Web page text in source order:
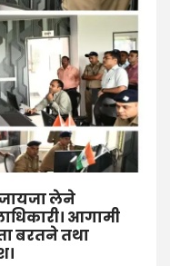
जायजा लेने
आगामी
बरतने तथा